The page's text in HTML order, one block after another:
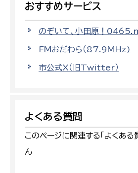
おすすめサービス
のぞいて、小田原！
FMおだわら（87.9MHz)
市公式X（旧Twitter）
よくある質問
このページに関連する「よくある
ん